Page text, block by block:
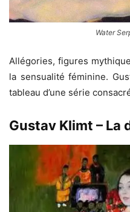
Water
Allégories, figures
la sensualité féminine.
tableau d’une série
Gustav Klimt – La